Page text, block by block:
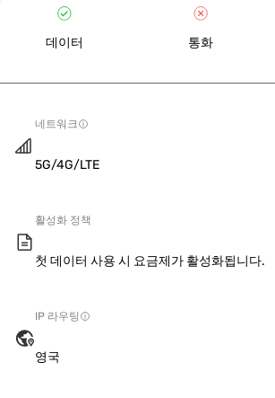
데이터 통화
네트워크
5G/4G/LTE
활성화 정책
첫 데이터 사용 시 요금제가 활성화됩니다.
IP 라우팅
영국